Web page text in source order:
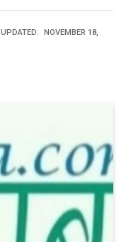
UPDATED: NOVEMBER 18,